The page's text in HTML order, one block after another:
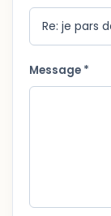
Message *